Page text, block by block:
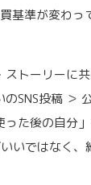
基準が変わっ
ストーリーに
のSNS投稿 ＞
った後の自分
いではなく、